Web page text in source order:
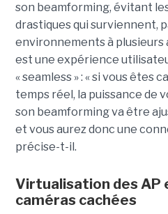
son beamforming, évitant
drastiques qui surviennent,
environnements à
est une expérience
« seamless » : « si vous êtes
temps réel, la puissance de
son beamforming va être
et vous aurez donc une
précise-t-il.
Virtualisation des AP
caméras cachées